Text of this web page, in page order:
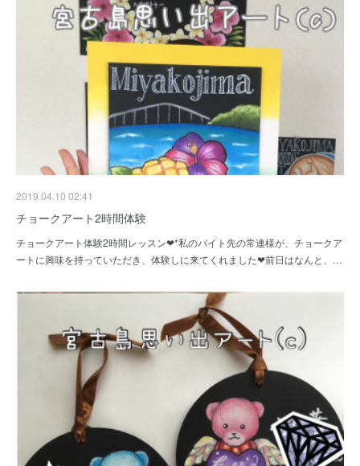
2019.04.10 02:41
チョークアート2時間体験
チョークアート体験2時間レッスン❤*私のバイト先の常連様が、チョークア
ートに興味を持っていただき、体験しに来てくれました❤前日はなんと、…